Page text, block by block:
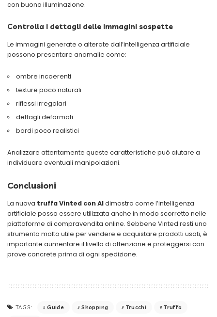
con buona illuminazione.
Controlla i dettagli delle immagini sospette
Le immagini generate o alterate dall’intelligenza artificiale
possono presentare anomalie come:
ombre incoerenti
texture poco naturali
riflessi irregolari
dettagli deformati
bordi poco realistici
Analizzare attentamente queste caratteristiche può aiutare a
individuare eventuali manipolazioni.
Conclusioni
La nuova truffa Vinted con AIdimostra come l’intelligenza
artificiale possa essere utilizzata anche in modo scorretto nelle
piattaforme di compravendita online. Sebbene Vinted resti uno
strumento molto utile per vendere e acquistare prodotti usati, è
importante aumentare il livello di attenzione e proteggersi con
prove concrete prima di ogni spedizione.
TAGS: Guide Shopping Trucchi
Truffa